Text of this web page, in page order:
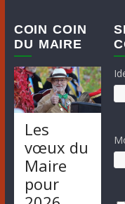
COIN COIN
DU MAIRE
Les
vœux du
Maire
pour